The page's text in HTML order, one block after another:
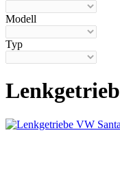
Modell
Typ